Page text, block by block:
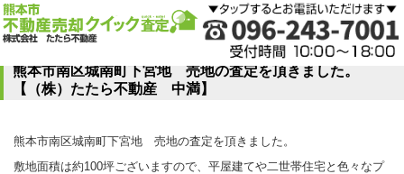
熊本市南区城南町下宮地 売地の査定を頂きました。
【（株）たたら不動産 中満】
熊本市南区城南町下宮地 売地の査定を頂きました。
敷地面積は約100坪ございますので、平屋建てや二世帯住宅と色々なプ